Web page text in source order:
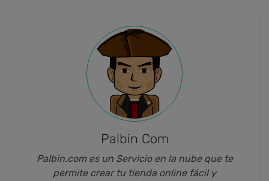
Palbin Com
Palbin.com es un Servicio en la nube que te
permite crear tu tienda online fácil y